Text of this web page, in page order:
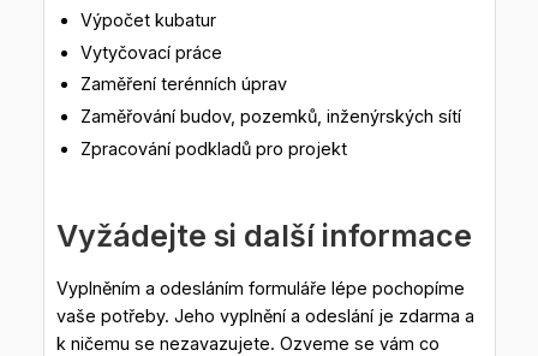
Výpočet kubatur
Vytyčovací práce
Zaměření terénních úprav
Zaměřování budov, pozemků, inženýrských sítí
Zpracování podkladů pro projekt
Vyžádejte si další informace
Vyplněním a odesláním formuláře lépe pochopíme
vaše potřeby. Jeho vyplnění a odeslání je zdarma a
k ničemu se nezavazujete. Ozveme se vám co